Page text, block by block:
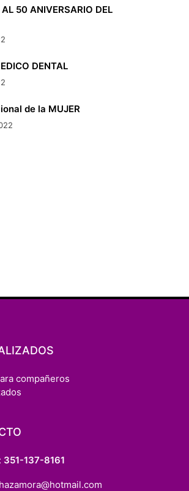
50 ANIVERSARIO DEL
DENTAL
de la MUJER
compañeros
351-137-8161